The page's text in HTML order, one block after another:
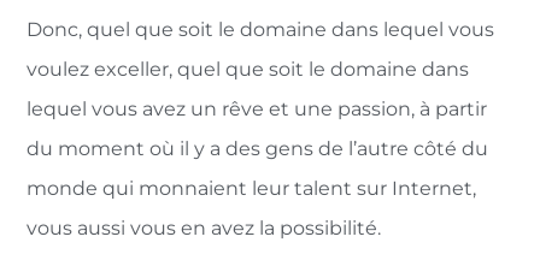
Donc, quel que soit le domaine dans lequel vous
voulez exceller, quel que soit le domaine dans
lequel vous avez un rêve et une passion, à partir
du moment où il y a des gens de l’autre côté du
monde qui monnaient leur talent sur Internet,
vous aussi vous en avez la possibilité.